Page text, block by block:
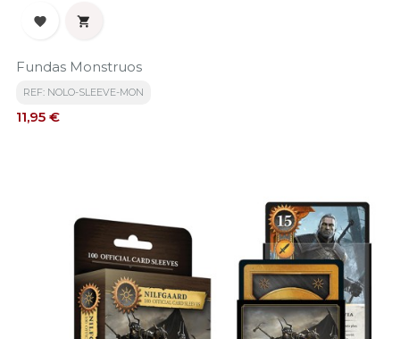
 
Fundas Monstruos
REF: NOLO-SLEEVE-MON
Precio
11,95 €